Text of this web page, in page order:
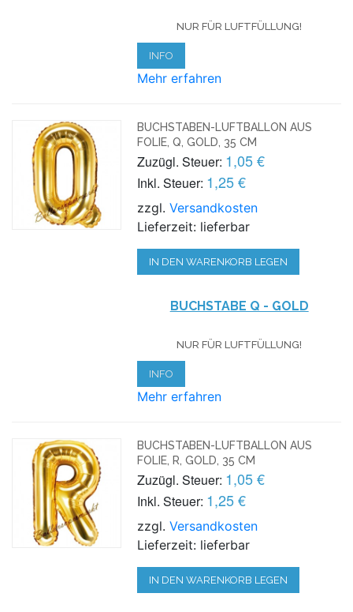
NUR FÜR LUFTFÜLLUNG!
INFO
Mehr erfahren
BUCHSTABEN-LUFTBALLON AUS
FOLIE, Q, GOLD, 35 CM
Zuzügl. Steuer: 1,05 €
Inkl. Steuer: 1,25 €
zzgl.Versandkosten
Lieferzeit: lieferbar
IN DEN WARENKORB LEGEN
BUCHSTABE Q - GOLD
NUR FÜR LUFTFÜLLUNG!
INFO
Mehr erfahren
BUCHSTABEN-LUFTBALLON AUS
FOLIE, R, GOLD, 35 CM
Zuzügl. Steuer: 1,05 €
Inkl. Steuer: 1,25 €
zzgl.Versandkosten
Lieferzeit: lieferbar
IN DEN WARENKORB LEGEN